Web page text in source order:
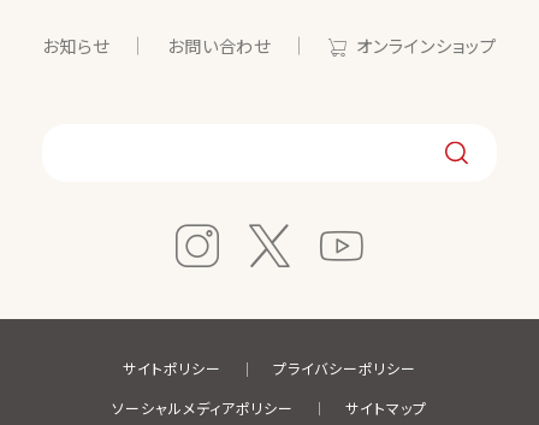
お知らせ お問い合わせ オンラインショップ
サイトポリシー
プライバシーポリシー
ソーシャルメディアポリシー
サイトマップ